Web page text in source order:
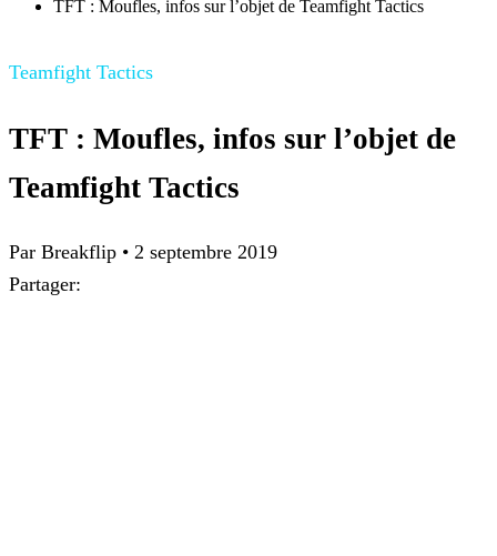
TFT : Moufles, infos sur l’objet de Teamfight Tactics
Teamfight Tactics
TFT : Moufles, infos sur l’objet de
Teamfight Tactics
Par Breakflip • 2 septembre 2019
Partager: